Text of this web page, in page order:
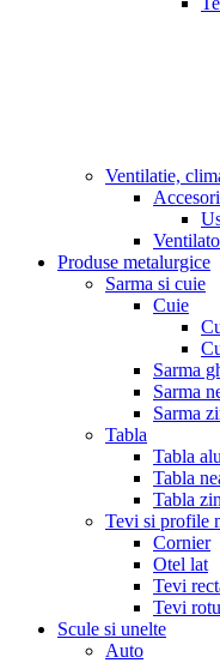
Ventilatie,
Produse metalurgice
Sarma si cuie
Cuie
Sarma
Sarma
Sarma
Tabla
Tabla
Tabla
Tabla
Tevi si profile
Cornier
Otel lat
Tevi
Tevi
Scule si unelte
Auto